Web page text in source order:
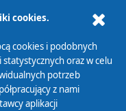
cookies.
cookies i podobnych
oraz w celu
potrzeb
z nami
aplikacji